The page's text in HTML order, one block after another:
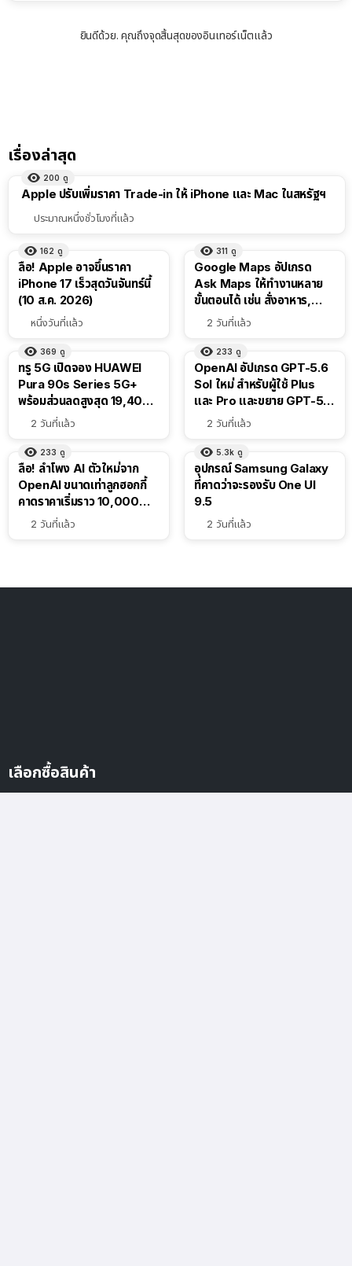
ยินดีด้วย. คุณถึงจุดสิ้นสุดของอินเทอร์เน็ตแล้ว
เรื่องล่าสุด
200 ดู
Apple ปรับเพิ่มราคา Trade-in ให้ iPhone และ Mac ในสหรัฐฯ
ประมาณหนึ่งชั่วโมงที่แล้ว
162 ดู
ลือ! Apple อาจขึ้นราคา
iPhone 17 เร็วสุดวันจันทร์นี้
(10 ส.ค. 2026)
หนึ่งวันที่แล้ว
311 ดู
Google Maps อัปเกรด
Ask Maps ให้ทำงานหลาย
ขั้นตอนได้ เช่น สั่งอาหาร,
ติดตามขนส่งสาธารณะ
2 วันที่แล้ว
369 ดู
ทรู 5G เปิดจอง HUAWEI
Pura 90s Series 5G+
พร้อมส่วนลดสูงสุด 19,400
บาท2 วันที่แล้ว
233 ดู
OpenAI อัปเกรด GPT-5.6
Sol ใหม่ สำหรับผู้ใช้ Plus
และ Pro และขยาย GPT-5.6
Luna ให้ผู้ใช้ฟรี
2 วันที่แล้ว
233 ดู
ลือ! ลำโพง AI ตัวใหม่จาก
OpenAI ขนาดเท่าลูกฮอกกี้
คาดราคาเริ่มราว 10,000
บาท2 วันที่แล้ว
5.3k ดู
อุปกรณ์ Samsung Galaxy
ที่คาดว่าจะรองรับ One UI
9.5
2 วันที่แล้ว
เลือกซื้อสินค้า